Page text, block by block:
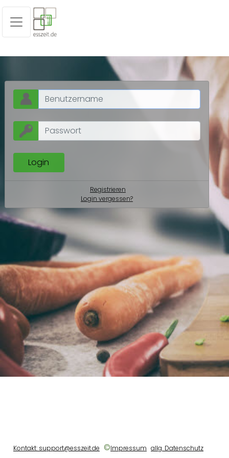
Registrieren
Login vergessen?
Kontakt: support@esszeit.de ©Impressum allg. Datenschutz